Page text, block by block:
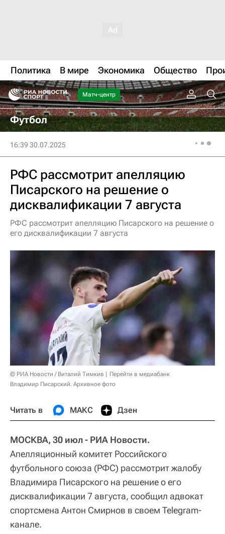
Политика В мире Экономика Общество
Матч-центр
Футбол
16:39 30.07.2025
РФС рассмотрит апелляцию
Писарского на решение о
дисквалификации 7 августа
РФС рассмотрит апелляцию Писарского на решение о
его дисквалификации 7 августа
© РИА Новости / Виталий Тимкив
Перейти в медиабанк
Владимир Писарский. Архивное фото
Читать в МАКС Дзен
МОСКВА, 30 июл - РИА Новости.
Апелляционный комитет Российского
футбольного союза (РФС) рассмотрит жалобу
Владимира Писарского на решение о его
дисквалификации 7 августа, сообщил адвокат
спортсмена Антон Смирнов в своем Telegram-
канале.